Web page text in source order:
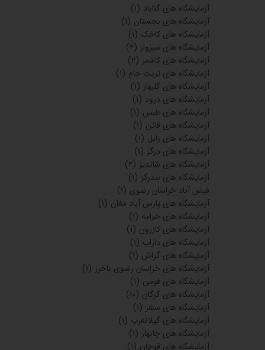
آزمایشگاه های گناباد (۱)
آزمایشگاه های بجستان (۱)
آزمایشگاه های کاخک (۱)
آزمایشگاه های سبزوار (۲)
آزمایشگاه های کاشمر (۲)
آزمایشگاه های تربت جام (۱)
آزمایشگاه های گلبهار (۱)
آزمایشگاه های درود (۱)
آزمایشگاه های طبس (۱)
آزمایشگاه های قائن (۱)
آزمایشگاه های زابل (۱)
آزمایشگاه های درگز (۱)
آزمایشگاه های شاندیز (۲)
آزمایشگاه های بندرگز (۱)
فیض آباد خراسان رضوی (۱)
آزمایشگاه های پارس آباد مغان (۱)
آزمایشگاه های خرامه (۱)
آزمایشگاه های کازرون (۱)
آزمایشگاه های داراب (۱)
آزمایشگاه های گراش (۱)
آزمایشگاه های خراسان رضوی باخرز (۱)
آزمایشگاه های فومن (۱)
آزمایشگاه های گرگان (۱۰)
آزمایشگاه های سنقر (۱)
آزمایشگاه های گیلانغرب (۱)
آزمایشگاه های چابهار (۱)
آزمایشگاه های قوچان (۱)